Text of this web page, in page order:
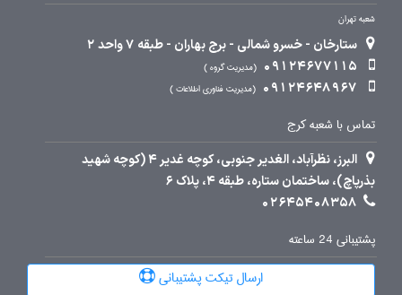
شعبه تهران
ستارخان - خسرو شمالی - برج بهاران - طبقه 7 واحد 2
09124677115
مدیریت گروه
09124648967 مدیریت فناوری اطلاعات
تماس با شعبه کرج
البرز، نظرآباد، الغدیر جنوبی، کوچه غدیر 4 (کوچه شهید
بذرپاچ)، ساختمان ستاره، طبقه 4، پلاک 6
02645408358
پشتیبانی 24 ساعته
ارسال تیکت پشتیبانی